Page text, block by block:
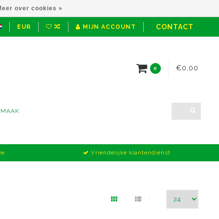
EUR MIJN ACCOUNT CONTACT
0 €0,00
Vriendelijke klantendienst
over cookies »